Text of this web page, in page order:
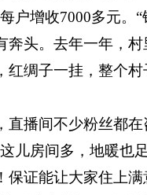
户增收7000多元。“
奔头。去年一年，村
红绸子一挂，整个
直播间不少粉丝都在
儿房间多，地暖也
保证能让大家住上满